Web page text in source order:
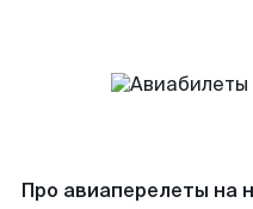
Про авиаперелеты на